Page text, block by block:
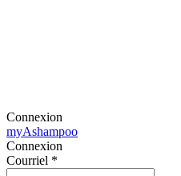
Connexion
myAshampoo
Connexion
Courriel *